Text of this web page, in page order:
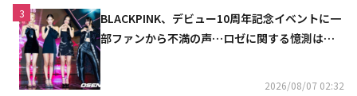
3
BLACKPINK、デビュー10周年記念イベントに一
部ファンから不満の声…ロゼに関する憶測は否
2026/08/07 02:32